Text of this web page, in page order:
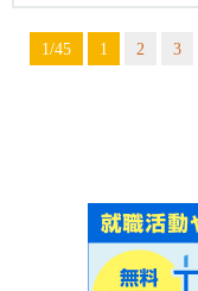
1/45 1 2 3